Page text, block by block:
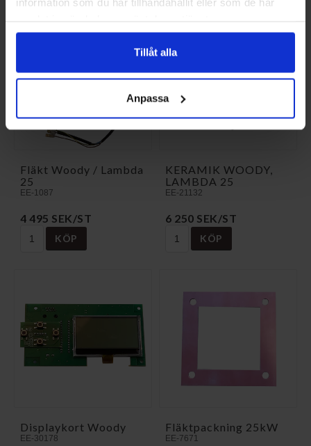
Tillåt alla
Anpassa
Fläkt Woody / Lambda
25
EE-1087
4 495 SEK/ST
KÖP
KERAMIK WOODY,
LAMBDA 25
EE-21132
6 250 SEK/ST
KÖP
Displaykort Woody
EE-30178
Fläktpackning 25kW
EE-7671